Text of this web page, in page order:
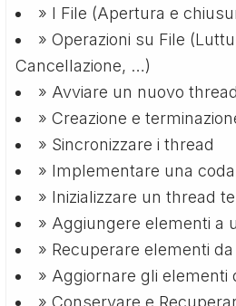
» I File (Apertura e
» Operazioni su File
Cancellazione, …)
» Avviare un nuovo thread
» Creazione e
» Sincronizzare i thread
» Implementare una
» Inizializzare un thread
» Aggiungere elementi a
» Recuperare elementi
» Aggiornare gli elementi
» Conservare e